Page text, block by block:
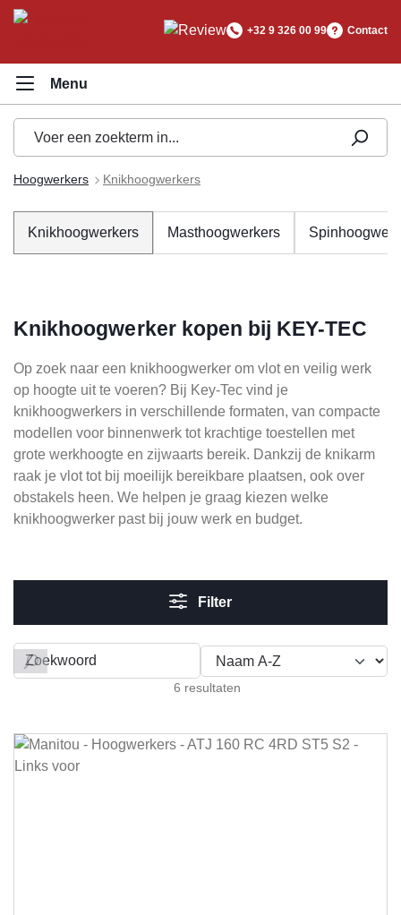
+32 9 326 00 99 Contact
Hoogwerkers Knikhoogwerkers
Knikhoogwerkers Masthoogwerkers
Knikhoogwerker kopen bij KEY-TEC
Op zoek naar een knikhoogwerker om vlot en veilig werk
op hoogte uit te voeren? Bij Key-Tec vind je
knikhoogwerkers in verschillende formaten, van compacte
modellen voor binnenwerk tot krachtige toestellen met
grote werkhoogte en zijwaarts bereik. Dankzij de knikarm
raak je vlot tot bij moeilijk bereikbare plaatsen, ook over
obstakels heen. We helpen je graag kiezen welke
knikhoogwerker past bij jouw werk en budget.
Filter
6 resultaten
Filteren op